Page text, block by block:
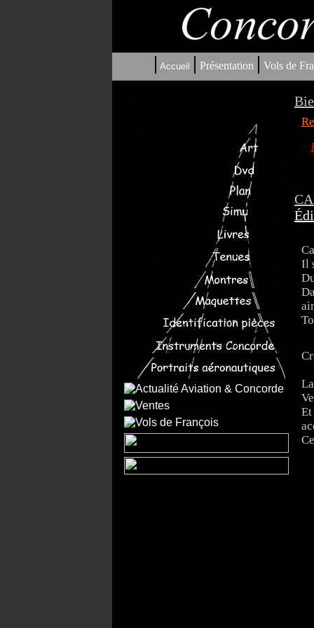
| Accueil | Présentation | Vols de
Il